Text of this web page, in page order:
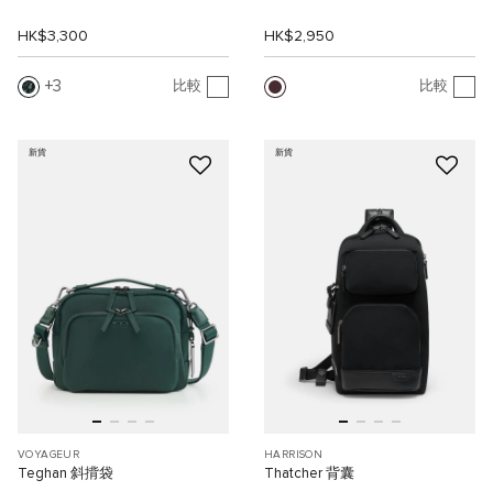
HK$3,300
3 比較
HK$2,950
比較
新貨
VOYAGEUR
Teghan 斜揹袋
新貨
HARRISON
Thatcher 背囊